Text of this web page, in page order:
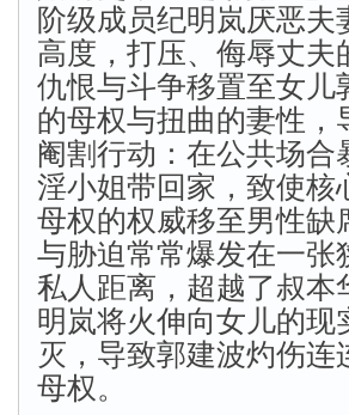
阶级成员纪明岚厌恶
高度，打压、侮辱丈
仇恨与斗争移置至女
的母权与扭曲的妻性
阉割行动：在公共场
淫小姐带回家，致使
母权的权威移至男性
与胁迫常常爆发在一
私人距离，超越了叔
明岚将火伸向女儿的
灭，导致郭建波灼伤
母权。